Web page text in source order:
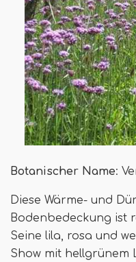
Botanischer Name:
Diese Wärme- und
Bodenbedeckung ist
Seine lila, rosa und
Show mit hellgrünem